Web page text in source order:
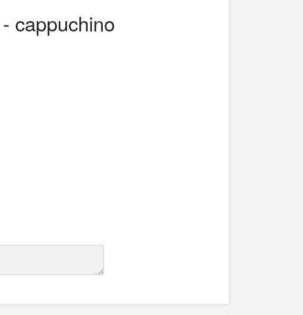
cappuchino